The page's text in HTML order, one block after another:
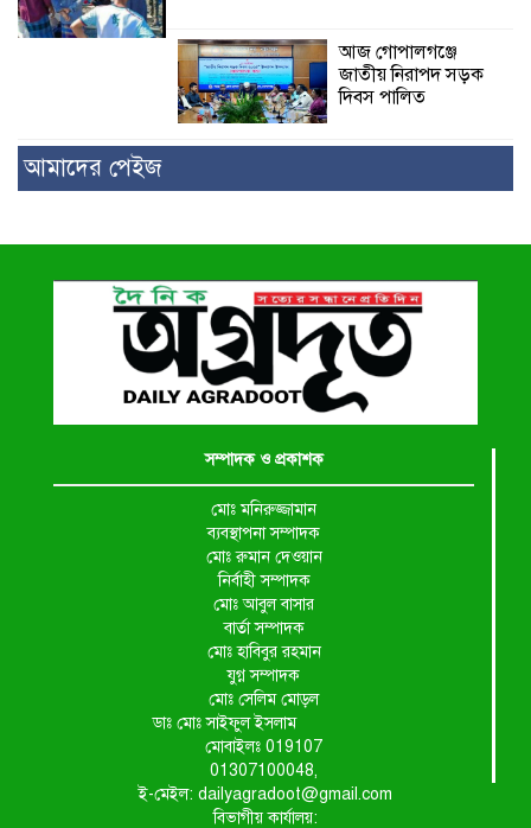
আজ গোপালগঞ্জে
জাতীয় নিরাপদ সড়ক
দিবস পালিত
আমাদের পেইজ
সম্পাদক ও প্রকাশক
মোঃ মনিরুজ্জামান
ব্যবস্থাপনা সম্পাদক
মোঃ রুমান দেওয়ান
নির্বাহী সম্পাদক
মোঃ আবুল বাসার
বার্তা সম্পাদক
মোঃ হাবিবুর রহমান
যুগ্ন সম্পাদক
মোঃ সেলিম মোড়ল
ডাঃ মোঃ সাইফুল ইসলাম
মোবাইলঃ 019107
01307100048,
ই-মেইল: dailyagradoot@gmail.com
বিভাগীয় কার্যালয়: